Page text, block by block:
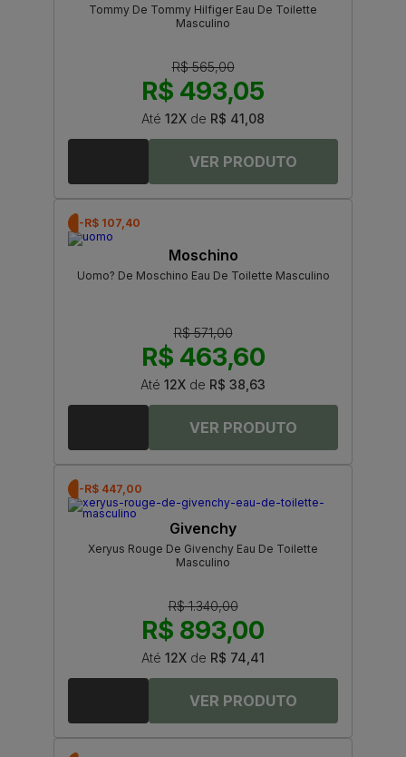
Tommy De Tommy Hilfiger Eau De Toilette
Masculino
R$ 565,00
R$ 493,05
Até 12X de R$ 41,08
-R$ 107,40
Moschino
Uomo? De Moschino Eau De Toilette Masculino
R$ 571,00
R$ 463,60
Até 12X de R$ 38,63
-R$ 447,00
Givenchy
Xeryus Rouge De Givenchy Eau De Toilette
Masculino
R$ 1.340,00
R$ 893,00
Até 12X de R$ 74,41